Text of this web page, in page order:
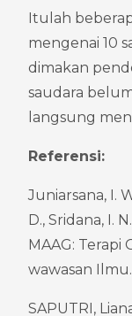
Itulah
mengenai 10
dimakan
saudara
langsung
Referensi:
Juniarsana, I.
D., Sridana, I.
MAAG: Terapi
wawasan Ilmu.
SAPUTRI,